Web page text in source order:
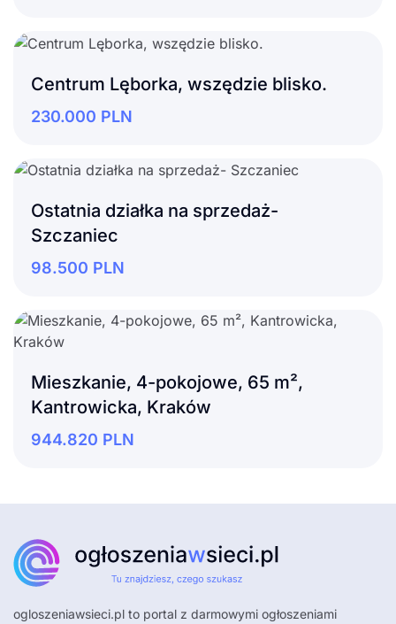
Centrum Lęborka, wszędzie blisko.
230.000 PLN
Ostatnia działka na sprzedaż-
Szczaniec
98.500 PLN
Mieszkanie, 4-pokojowe, 65 m²,
Kantrowicka, Kraków
944.820 PLN
ogloszeniawsieci.pl to portal z darmowymi ogłoszeniami